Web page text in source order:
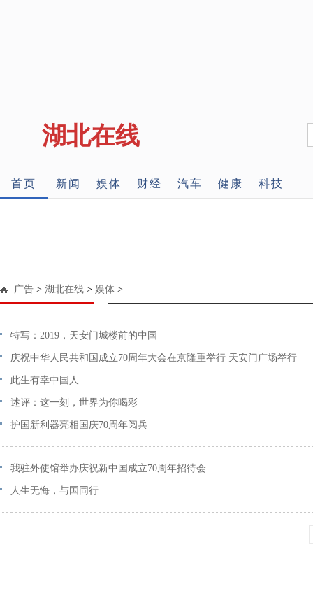
湖北在线
首页 新闻 娱体 财经 汽车 健康 科技
广告 > 湖北在线 > 娱体 >
特写：2019，天安门城楼前的中国
庆祝中华人民共和国成立70周年大会在京隆重举行 天安门广场举行
此生有幸中国人
述评：这一刻，世界为你喝彩
护国新利器亮相国庆70周年阅兵
我驻外使馆举办庆祝新中国成立70周年招待会
人生无悔，与国同行